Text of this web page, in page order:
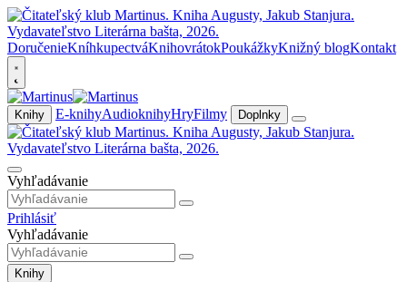
DoručenieKníhkupectváKnihovrátokPoukážkyKnižný blogKontakt
Knihy E-knihyAudioknihyHryFilmy Doplnky
Vyhľadávanie
Prihlásiť
Vyhľadávanie
Knihy